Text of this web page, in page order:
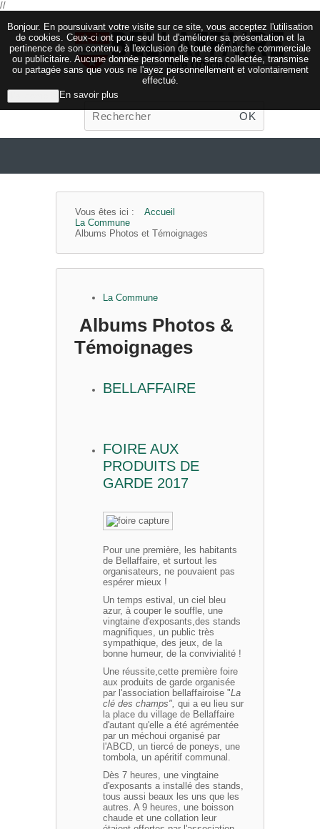
//
Bonjour. En poursuivant votre visite sur ce site, vous acceptez l'utilisation
de cookies. Ceux-ci ont pour seul but d'améliorer sa présentation et la
pertinence de son contenu, à l'exclusion de toute démarche commerciale
ou publicitaire. Aucune donnée personnelle ne sera collectée, transmise
ou partagée sans que vous ne l'ayez personnellement et volontairement
effectué.
En savoir plus
OK
Vous êtes ici :
Accueil
La Commune
Albums Photos et Témoignages
La Commune
Albums Photos &
Témoignages
BELLAFFAIRE
FOIRE AUX
PRODUITS DE
GARDE 2017
Pour une première, les habitants
de Bellaffaire, et surtout les
organisateurs, ne pouvaient pas
espérer mieux !
Un temps estival, un ciel bleu
azur, à couper le souffle, une
vingtaine d'exposants,des stands
magnifiques, un public très
sympathique, des jeux, de la
bonne humeur, de la convivialité !
Une réussite,cette première foire
aux produits de garde organisée
par l'association bellaffairoise "La
clé des champs", qui a eu lieu sur
la place du village de Bellaffaire
d'autant qu'elle a été agrémentée
par un méchoui organisé par
l'ABCD, un tiercé de poneys, une
tombola, un apéritif communal.
Dès 7 heures, une vingtaine
d'exposants a installé des stands,
tous aussi beaux les uns que les
autres. A 9 heures, une boisson
chaude et une collation leur